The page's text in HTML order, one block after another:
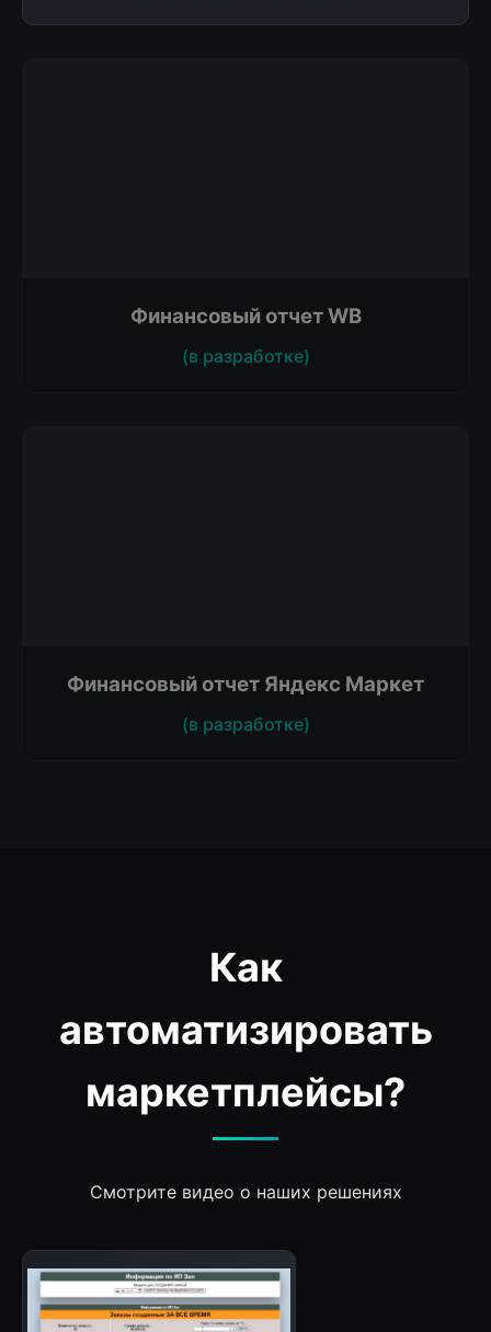
Финансовый отчет WB
(в разработке)
Финансовый отчет Яндекс Маркет
(в разработке)
Как
автоматизировать
маркетплейсы?
Смотрите видео о наших решениях